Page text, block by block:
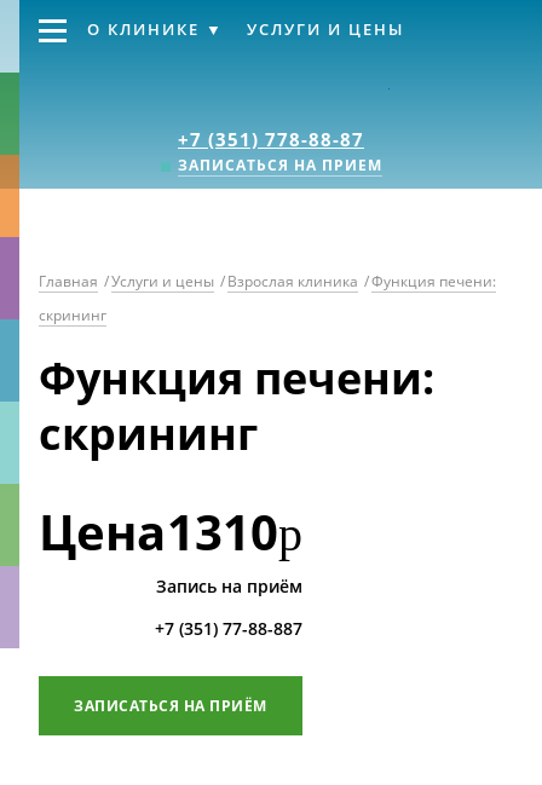
+7 (351) 778-88-87
ЗАПИСАТЬСЯ НА ПРИЕМ
О КЛИНИКЕ УСЛУГИ И ЦЕНЫ
Главная /Услуги и цены /Взрослая клиника /Функция печени:
скрининг
Функция печени:
скрининг
Цена1310р
Запись на приём
+7 (351) 77-88-887
ЗАПИСАТЬСЯ НА ПРИЁМ